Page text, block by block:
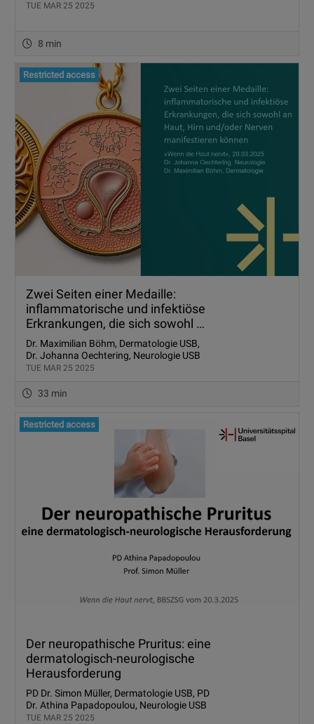
TUE MAR 25 2025
8 min
Restricted access
Zwei Seiten einer Medaille:
inflammatorische und infektiöse
Erkrankungen, die sich sowohl an
Haut, Hirn und/oder Nerven
manifestieren können
Dr. Maximilian Böhm, Dermatologie USB,
Dr. Johanna Oechtering, Neurologie USB
TUE MAR 25 2025
33 min
Restricted access
Der neuropathische Pruritus: eine
dermatologisch-neurologische
Herausforderung
PD Dr. Simon Müller, Dermatologie USB, PD
Dr. Athina Papadopoulou, Neurologie USB
TUE MAR 25 2025